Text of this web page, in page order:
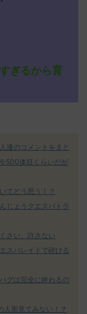
ぎるから育
達のコメントをまと
500体目くらいだが
てどう思う！？
じょうクエスパトラ
さい、許さない
スバレイドで砕ける
グは完全に終わるの
人形見てみない！？